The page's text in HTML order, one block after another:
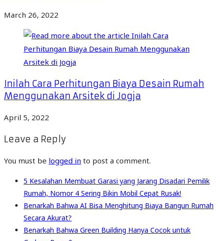
March 26, 2022
Inilah Cara Perhitungan Biaya Desain Rumah
Menggunakan Arsitek di Jogja
April 5, 2022
Leave a Reply
You must be logged in to post a comment.
5 Kesalahan Membuat Garasi yang Jarang Disadari Pemilik
Rumah, Nomor 4 Sering Bikin Mobil Cepat Rusak!
Benarkah Bahwa AI Bisa Menghitung Biaya Bangun Rumah
Secara Akurat?
Benarkah Bahwa Green Building Hanya Cocok untuk